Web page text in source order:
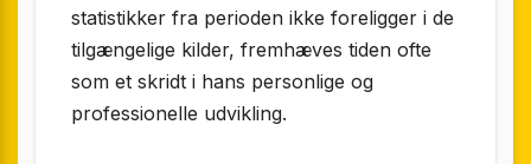
statistikker fra perioden ikke foreligger i de
tilgængelige kilder, fremhæves tiden ofte
som et skridt i hans personlige og
professionelle udvikling.